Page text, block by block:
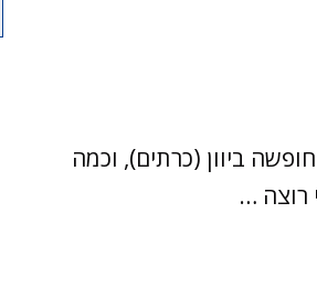
ביוון (כרתים), וכמה
רוצה …